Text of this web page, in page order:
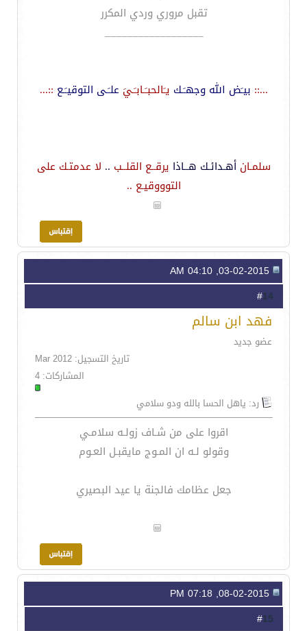
تقبل مروري وردي المكرر
__________________
...:: بيـَض الله وجهـَـك يـَالحبـَـابـَـيَ علـَـى التوقيـَـع ::...
سلمـان أهـدائـك هــاذا يرقــع القلــب .. لا عدمتـك على
التوووقيـع ..
14
فهد ابن سالم
عضو جديد
تاريخ التسجيل: Mar 2012
المشاركات: 4
رد: ياهل الحسا بالله ودو سلامي
اقروا على من شـاف زولـه سلامـي
وقولو لـه ان المـوج مايقبـل العـوم
جعل عظامك فالجنة يا عيد البصيري
15